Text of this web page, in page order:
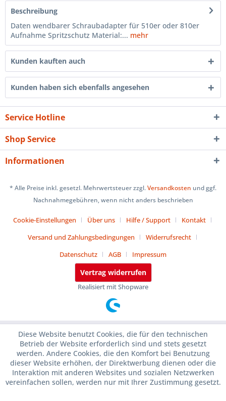
Beschreibung
Daten wendbarer Schraubadapter für 510er oder 810er
Aufnahme Spritzschutz Material:... mehr
Kunden kauften auch
Kunden haben sich ebenfalls angesehen
Service Hotline
Shop Service
Informationen
* Alle Preise inkl. gesetzl. Mehrwertsteuer zzgl.Versandkosten und ggf.
Nachnahmegebühren, wenn nicht anders beschrieben
Cookie-Einstellungen Über uns Hilfe / Support
Kontakt
Versand und Zahlungsbedingungen
Widerrufsrecht
Datenschutz
AGB Impressum
Vertrag widerrufen
Realisiert mit Shopware
Diese Website benutzt Cookies, die für den technischen
Betrieb der Website erforderlich sind und stets gesetzt
werden. Andere Cookies, die den Komfort bei Benutzung
dieser Website erhöhen, der Direktwerbung dienen oder die
Interaktion mit anderen Websites und sozialen Netzwerken
vereinfachen sollen, werden nur mit Ihrer Zustimmung gesetzt.